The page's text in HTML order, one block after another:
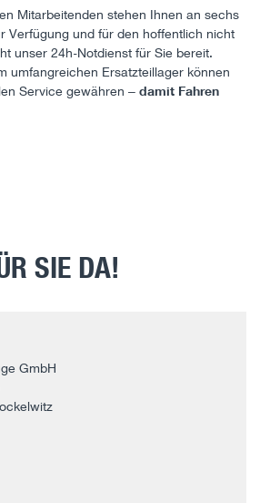
Mitarbeitenden stehen Ihnen an sechs
Verfügung und für den hoffentlich nicht
unser 24h-Notdienst für Sie bereit.
umfangreichen Ersatzteillager können
Service gewähren – damit Fahren
SIE DA!
GmbH